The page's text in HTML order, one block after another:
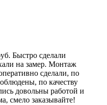
Быстро сделали
на замер. Монтаж
сделали, по
по качеству
довольны работой и
смело заказывайте!